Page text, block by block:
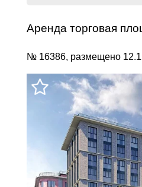
Аренда торговая
№ 16386, размещено